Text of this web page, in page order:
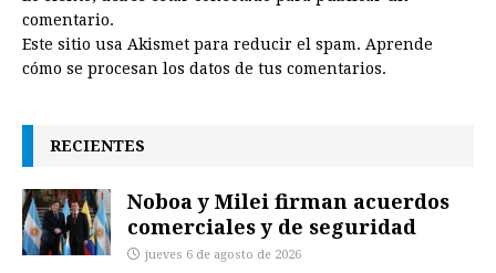
comentario.
Este sitio usa Akismet para reducir el spam. Aprende
cómo se procesan los datos de tus comentarios.
RECIENTES
Noboa y Milei firman acuerdos
comerciales y de seguridad
jueves 6 de agosto de 2026